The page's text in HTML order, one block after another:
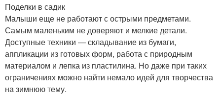
Поделки в садик
Малыши еще не работают с острыми предметами.
Самым маленьким не доверяют и мелкие детали.
Доступные техники — складывание из бумаги,
аппликации из готовых форм, работа с природным
материалом и лепка из пластилина. Но даже при таких
ограничениях можно найти немало идей для творчества
на зимнюю тему.